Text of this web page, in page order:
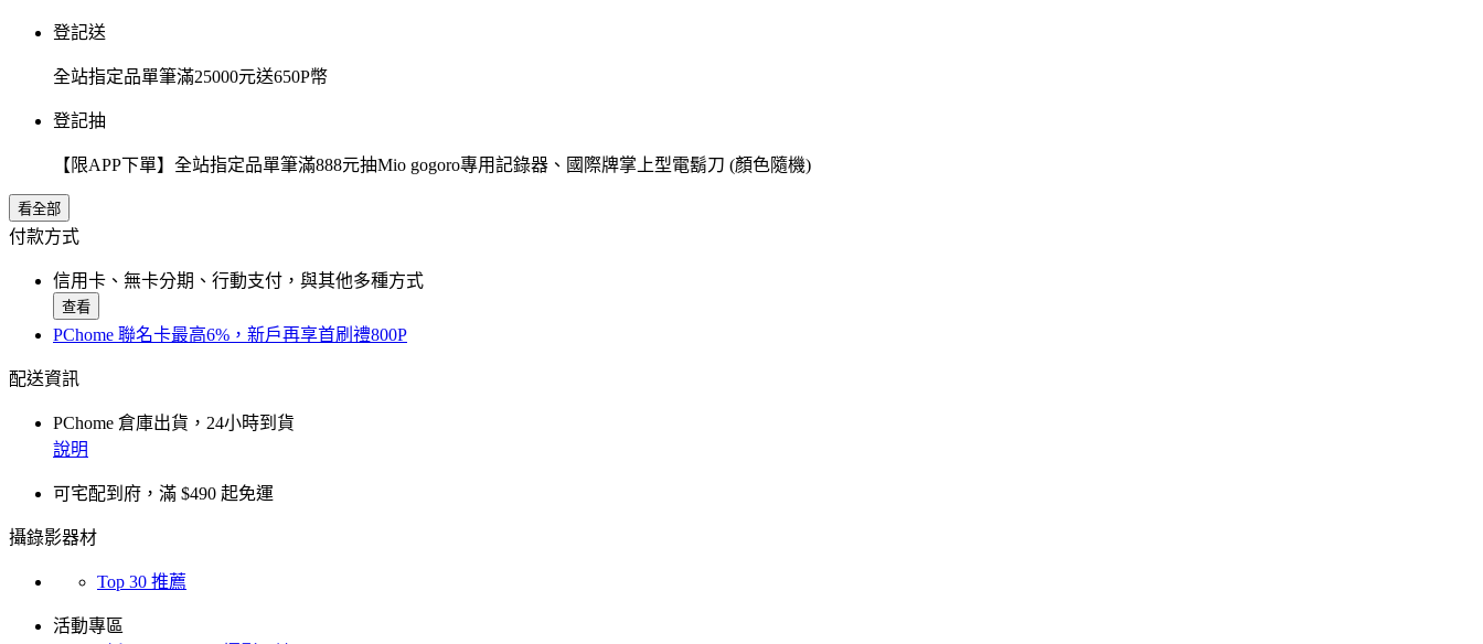
登記送
全站指定品單筆滿25000元送650P幣
登記抽
【限APP下單】全站指定品單筆滿888元抽Mio gogoro專用記錄器、國際牌掌上型電鬍刀 (顏色隨機)
看全部
付款方式
信用卡、無卡分期、行動支付，與其他多種方式
查看
PChome 聯名卡最高6%，新戶再享首刷禮800P
配送資訊
PChome 倉庫出貨，24小時到貨
說明
可宅配到府，滿 $490 起免運
攝錄影器材
Top 30 推薦
活動專區